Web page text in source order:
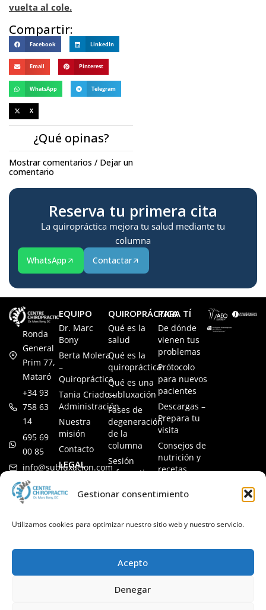
Gestionar consentimiento
Utilizamos cookies para optimizar nuestro sitio web y nuestro servicio.
Acepto
Denegar
vuelta al cole.
Compartir:
Facebook LinkedIn
Email Pinterest
WhatsApp Telegram
X
¿Qué opinas?
Mostrar comentarios / Dejar un
comentario
Reserva tu primera cita
La quiropráctica mejora tu salud mediante tu
columna
WhatsApp Contactar
Ronda
General
Prim 77,
Mataró
+34 93
758 63
14
695 69
00 85
info@subluxacion.com
EQUIPO
Dr. Marc
Bony
Berta Molera
–
Quiropráctica
Tania Criado –
Administración
Nuestra
misión
Contacto
LEGAL
Política de
Política de
QUIROPRÁCTICA
Qué es la
salud
Qué es la
quiropráctica
Qué es una
subluxación
Fases de
degeneración
de la
columna
Sesión
informativa
para familias
para
para
empresas
Quiropráctica
PARA TÍ
De dónde
vienen tus
problemas
Prótocolo
para nuevos
pacientes
Descargas –
Prepara tu
visita
Consejos de
nutrición y
recetas
frecuentes